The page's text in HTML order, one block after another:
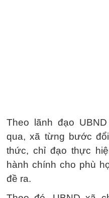
Theo lãnh đạo
qua, xã từng bước
thức, chỉ đạo thực
hành chính cho phù
đề ra.